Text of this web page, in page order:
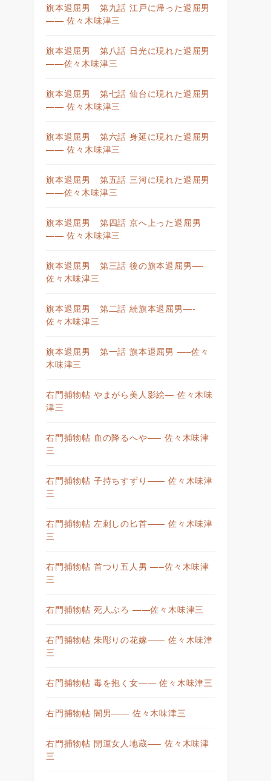
旗本退屈男 第九話 江戸に帰った退屈男
—— 佐々木味津三
旗本退屈男 第八話 日光に現れた退屈男
——佐々木味津三
旗本退屈男 第七話 仙台に現れた退屈男
—— 佐々木味津三
旗本退屈男 第六話 身延に現れた退屈男
—— 佐々木味津三
旗本退屈男 第五話 三河に現れた退屈男
——佐々木味津三
旗本退屈男 第四話 京へ上った退屈男
—— 佐々木味津三
旗本退屈男 第三話 後の旗本退屈男—-
佐々木味津三
旗本退屈男 第二話 続旗本退屈男—-
佐々木味津三
旗本退屈男 第一話 旗本退屈男 —–佐々
木味津三
右門捕物帖 やまがら美人影絵— 佐々木味
津三
右門捕物帖 血の降るへや—– 佐々木味津
三
右門捕物帖 子持ちすずり—— 佐々木味津
三
右門捕物帖 左刺しの匕首—— 佐々木味津
三
右門捕物帖 首つり五人男 —–佐々木味津
三
右門捕物帖 死人ぶろ ——佐々木味津三
右門捕物帖 朱彫りの花嫁—— 佐々木味津
三
右門捕物帖 毒を抱く女—— 佐々木味津三
右門捕物帖 闇男—— 佐々木味津三
右門捕物帖 開運女人地蔵—– 佐々木味津
三